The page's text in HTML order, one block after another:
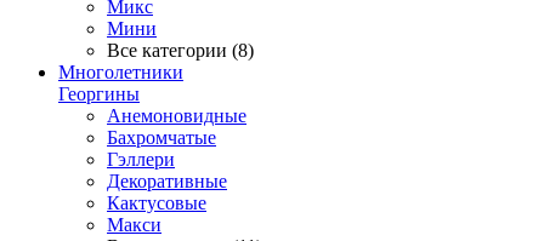
Микс
Мини
Все категории (8)
Многолетники
Георгины
Анемоновидные
Бахромчатые
Гэллери
Декоративные
Кактусовые
Макси